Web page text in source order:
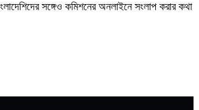
সঙ্গেও কমিশনের অনলাইনে সংলাপ করার কথা